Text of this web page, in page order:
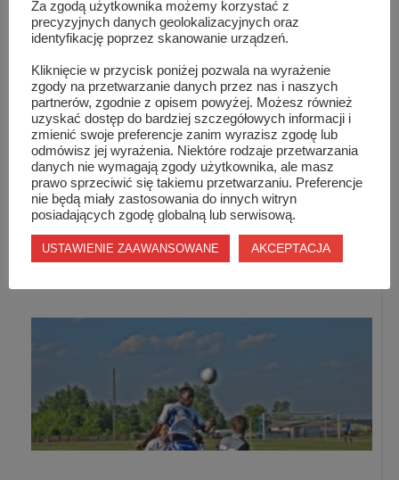
foto i inforas.webd.pl
Podobne wpisy
Za zgodą użytkownika możemy korzystać z
precyzyjnych danych geolokalizacyjnych oraz
identyfikację poprzez skanowanie urządzeń.
Kliknięcie w przycisk poniżej pozwala na wyrażenie
zgody na przetwarzanie danych przez nas i naszych
partnerów, zgodnie z opisem powyżej. Możesz również
uzyskać dostęp do bardziej szczegółowych informacji i
zmienić swoje preferencje zanim wyrazisz zgodę lub
odmówisz jej wyrażenia. Niektóre rodzaje przetwarzania
danych nie wymagają zgody użytkownika, ale masz
prawo sprzeciwić się takiemu przetwarzaniu. Preferencje
nie będą miały zastosowania do innych witryn
posiadających zgodę globalną lub serwisową.
USTAWIENIE ZAAWANSOWANE AKCEPTACJA